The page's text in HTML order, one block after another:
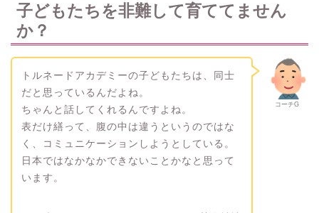
子どもたちを非難して育ててません
か？
コーチG
トルネードアカデミーの子どもたちは、同士
だと思っているんだよね。
ちゃんと話してくれるんですよね。
表だけ繕って、腹の中は違うというのではな
く、コミュニケーションしようとしている。
日本ではなかなかできないことかなと思って
います。